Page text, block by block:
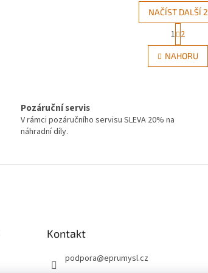
O
v
l
k
NAČÍST DALŠÍ 2
t
r
á
n
1 2
NAHORU
Pozáruční servis
V rámci pozáručního servisu SLEVA 20% na
náhradní díly.
Kontakt
podpora@eprumysl.cz